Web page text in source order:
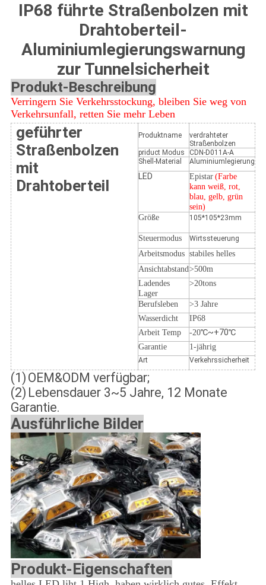
IP68 führte Straßenbolzen mit
Drahtoberteil-
Aluminiumlegierungswarnung
zur Tunnelsicherheit
Produkt-Beschreibung
Verringern Sie Verkehrsstockung, bleiben Sie weg von
Verkehrsunfall, retten Sie mehr Leben
geführter
Straßenbolzen
mit
Drahtoberteil
Produktname
verdrahteter
Straßenbolzen
priduct Modus
CDN-D011A-A
Shell-Material
Aluminiumlegierung
LED Epistar (Farbe
kann weiß, rot,
blau, gelb, grün
sein)
Größe
105*105*23mm
Steuermodus Wirtssteuerung
Arbeitsmodus stabiles helles
Ansichtabstand>500m
Ladendes
Lager
>20tons
Berufsleben
>3 Jahre
Wasserdicht
IP68
Arbeit Temp
-20℃~+70℃
Garantie 1-jährig
Art Verkehrssicherheit
(1) OEM&ODM verfügbar;
(2) Lebensdauer 3~5 Jahre, 12 Monate
Garantie.
Ausführliche Bilder
Produkt-Eigenschaften